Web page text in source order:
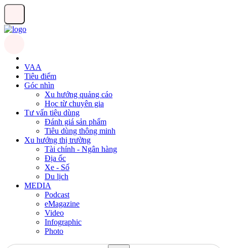
VAA
Tiêu điểm
Góc nhìn
Xu hướng quảng cáo
Học từ chuyên gia
Tư vấn tiêu dùng
Đánh giá sản phẩm
Tiêu dùng thông minh
Xu hướng thị trường
Tài chính - Ngân hàng
Địa ốc
Xe - Số
Du lịch
MEDIA
Podcast
eMagazine
Video
Infographic
Photo